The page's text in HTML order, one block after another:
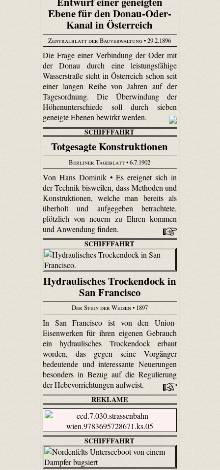
Ebene für den Donau-Oder-
Kanal in Österreich
Zentralblatt der Bauverwaltung• 29.2.1896
Die Frage einer Verbindung der Oder mit
der Donau durch eine leistungsfähige
Wasserstraße steht in Österreich schon seit
einer langen Reihe von Jahren auf der
Tagesordnung. Die Überwindung der
Höhenunterschiede soll durch sieben
geneigte Ebenen bewirkt werden.
SCHIFFFAHRT
Totgesagte Konstruktionen
Berliner Tageblatt• 6.7.1902
Von Hans Dominik • Es ereignet sich in
der Technik bisweilen, dass Methoden und
Konstruktionen, welche man bereits als
überholt und aufgegeben betrachtete,
plötzlich von neuem zu Ehren kommen
und Anwendung finden.
SCHIFFFAHRT
Hydraulisches Trockendock in
San Francisco
Der Stein der Weisen• 1897
In San Francisco ist von den Union-
Eisenwerken für ihren eigenen Gebrauch
ein hydraulisches Trockendock erbaut
worden, das gegen seine Vorgänger
bedeutende und interessante Neuerungen
besonders in Bezug auf die Regulierung
der Hebevorrichtungen aufweist.
REKLAME
SCHIFFFAHRT